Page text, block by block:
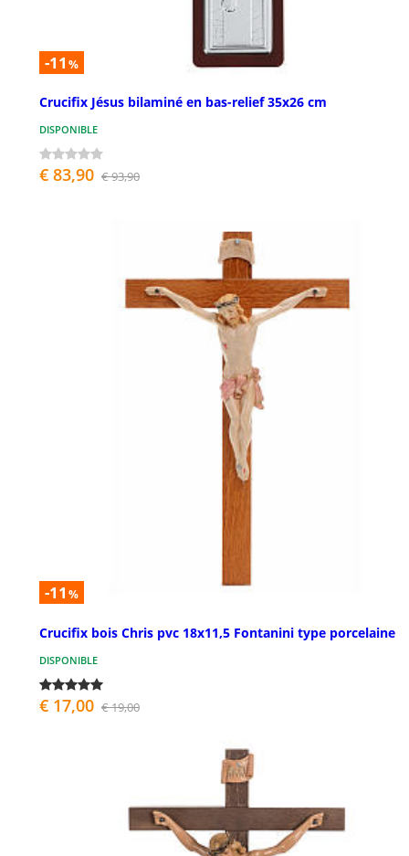
-11 %
Crucifix Jésus bilaminé en bas-relief 35x26 cm
DISPONIBLE
€ 83,90 € 93,90
-11 %
Crucifix bois Chris pvc 18x11,5 Fontanini type porcelaine
DISPONIBLE
€ 17,00 € 19,00